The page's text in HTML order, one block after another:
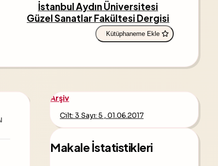
İstanbul Aydın Üniversitesi
Güzel Sanatlar Fakültesi Dergisi
Kütüphaneme Ekle
Arşiv
Cilt: 3 Sayı: 5 , 01.06.2017
Makale İstatistikleri